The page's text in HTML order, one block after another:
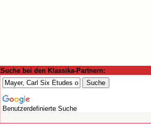
Suche bei den Klassika-Partnern:
Benutzerdefinierte Suche